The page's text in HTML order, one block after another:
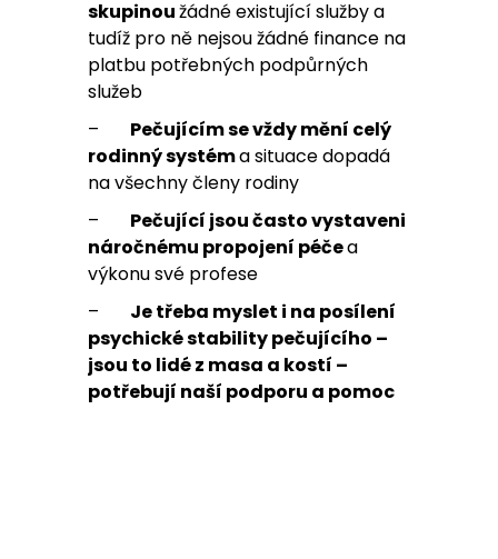
skupinoužádné existující služby a
tudíž pro ně nejsou žádné finance na
platbu potřebných podpůrných
služeb
– Pečujícím se vždy mění celý
rodinný systéma situace dopadá
na všechny členy rodiny
– Pečující jsou často vystaveni
náročnému propojení péčea
výkonu své profese
– Je třeba myslet i na posílení
psychické stability pečujícího –
jsou to lidé z masa a kostí –
potřebují naší podporu a pomoc